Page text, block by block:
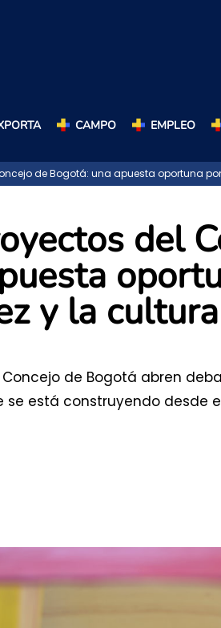
CAMPO EMPLEO
de Bogotá: una apuesta oportuna
del
y la cultura
de Bogotá abren
se está construyendo desde